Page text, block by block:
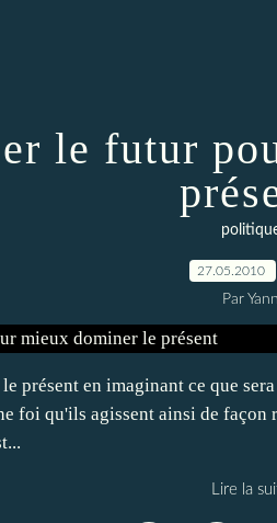
le futur
27.05.2010
Par Yann
présent en imaginant ce que
foi qu'ils agissent ainsi de
Lire la